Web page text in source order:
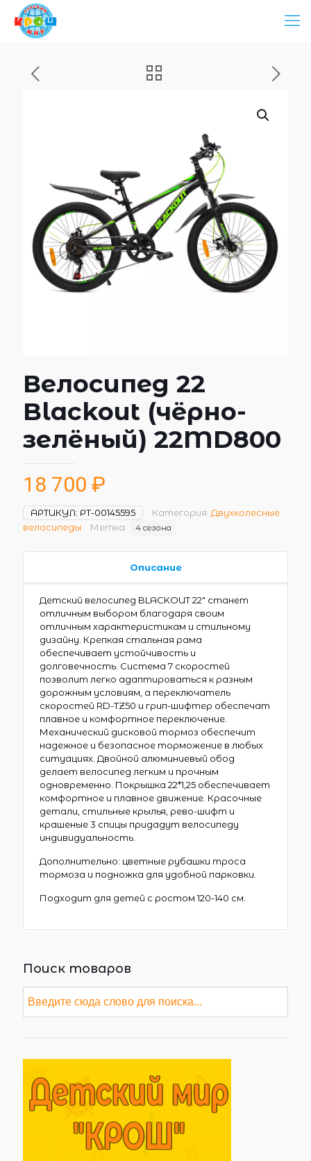
Велосипед 22
Blackout (чёрно-
зелёный) 22MD800
18 700 ₽
АРТИКУЛ: РТ-00145595 Категория: Двухколесные
велосипеды
Метка: 4 сезона
Описание
Детский велосипед BLACKOUT 22″ станет
отличным выбором благодаря своим
отличным характеристикам и стильному
дизайну. Крепкая стальная рама
обеспечивает устойчивость и
долговечность. Система 7 скоростей
позволит легко адаптироваться к разным
дорожным условиям, а переключатель
скоростей RD-TZ50 и грип-шифтер обеспечат
плавное и комфортное переключение.
Механический дисковой тормоз обеспечит
надежное и безопасное торможение в любых
ситуациях. Двойной алюминиевый обод
делает велосипед легким и прочным
одновременно. Покрышка 22*1,25 обеспечивает
комфортное и плавное движение. Красочные
детали, стильные крылья, рево-шифт и
крашеные 3 спицы придадут велосипеду
индивидуальность.
Дополнительно: цветные рубашки троса
тормоза и подножка для удобной парковки.
Подходит для детей с ростом 120-140 см.
Поиск товаров